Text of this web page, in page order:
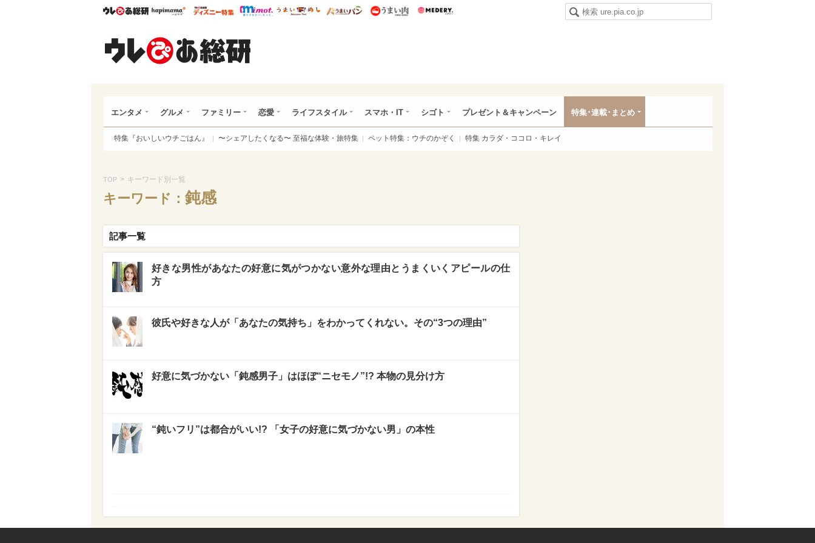
ウレぴあ総研ハピママ* ウレぴあ総研 ディズニー特集
mimot. うまいめし うまいパン うまい肉
エンタメ グルメ ファミリー 恋愛 ライフスタイル スマホ・IT シゴト プレゼント＆キャンペーン 特集･連載･まとめ
特集『おいしいウチごはん』 〜シェアしたくなる〜 至福な体験・旅特集 ペット特集：ウチのかぞく 特集 カラダ・ココロ・キレイ
TOP > キーワード別一覧
キーワード： 鈍感
記事一覧
好きな男性があなたの好意に気がつかない意外な理由とうまくいくアピールの仕
方
彼氏や好きな人が「あなたの気持ち」をわかってくれない。その“3つの理由”
好意に気づかない「鈍感男子」はほぼ“ニセモノ”!? 本物の見分け方
“鈍いフリ”は都合がいい!? 「女子の好意に気づかない男」の本性